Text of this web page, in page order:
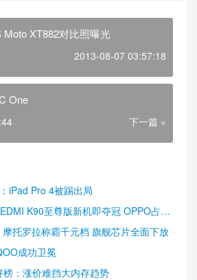
Moto XT882对比照曝光
2013-08-07 03:57:18
One
下一篇 »
iPad Pro 4被踢出局
K90至尊版新机即夺冠 OPPO占据
托罗拉称霸千元档 旗舰芯片全面下放
成功卫冕
：涨价难挡大内存趋势